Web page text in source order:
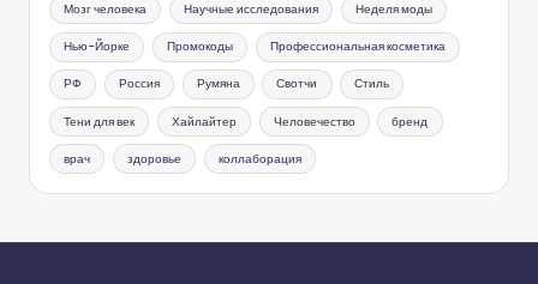
Мозг человека Научные исследования Неделя моды
Нью-Йорке Промокоды Профессиональная косметика
РФ Россия Румяна Свотчи Стиль
Тени для век Хайлайтер Человечество бренд
врач здоровье коллаборация